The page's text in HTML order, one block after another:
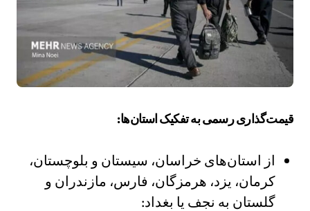
قیمت‌گذاری رسمی به تفکیک استان‌ها:
از استان‌های خراسان، سیستان و بلوچستان،
کرمان، یزد، هرمزگان، فارس، مازندران و
گلستان به نجف یا بغداد: